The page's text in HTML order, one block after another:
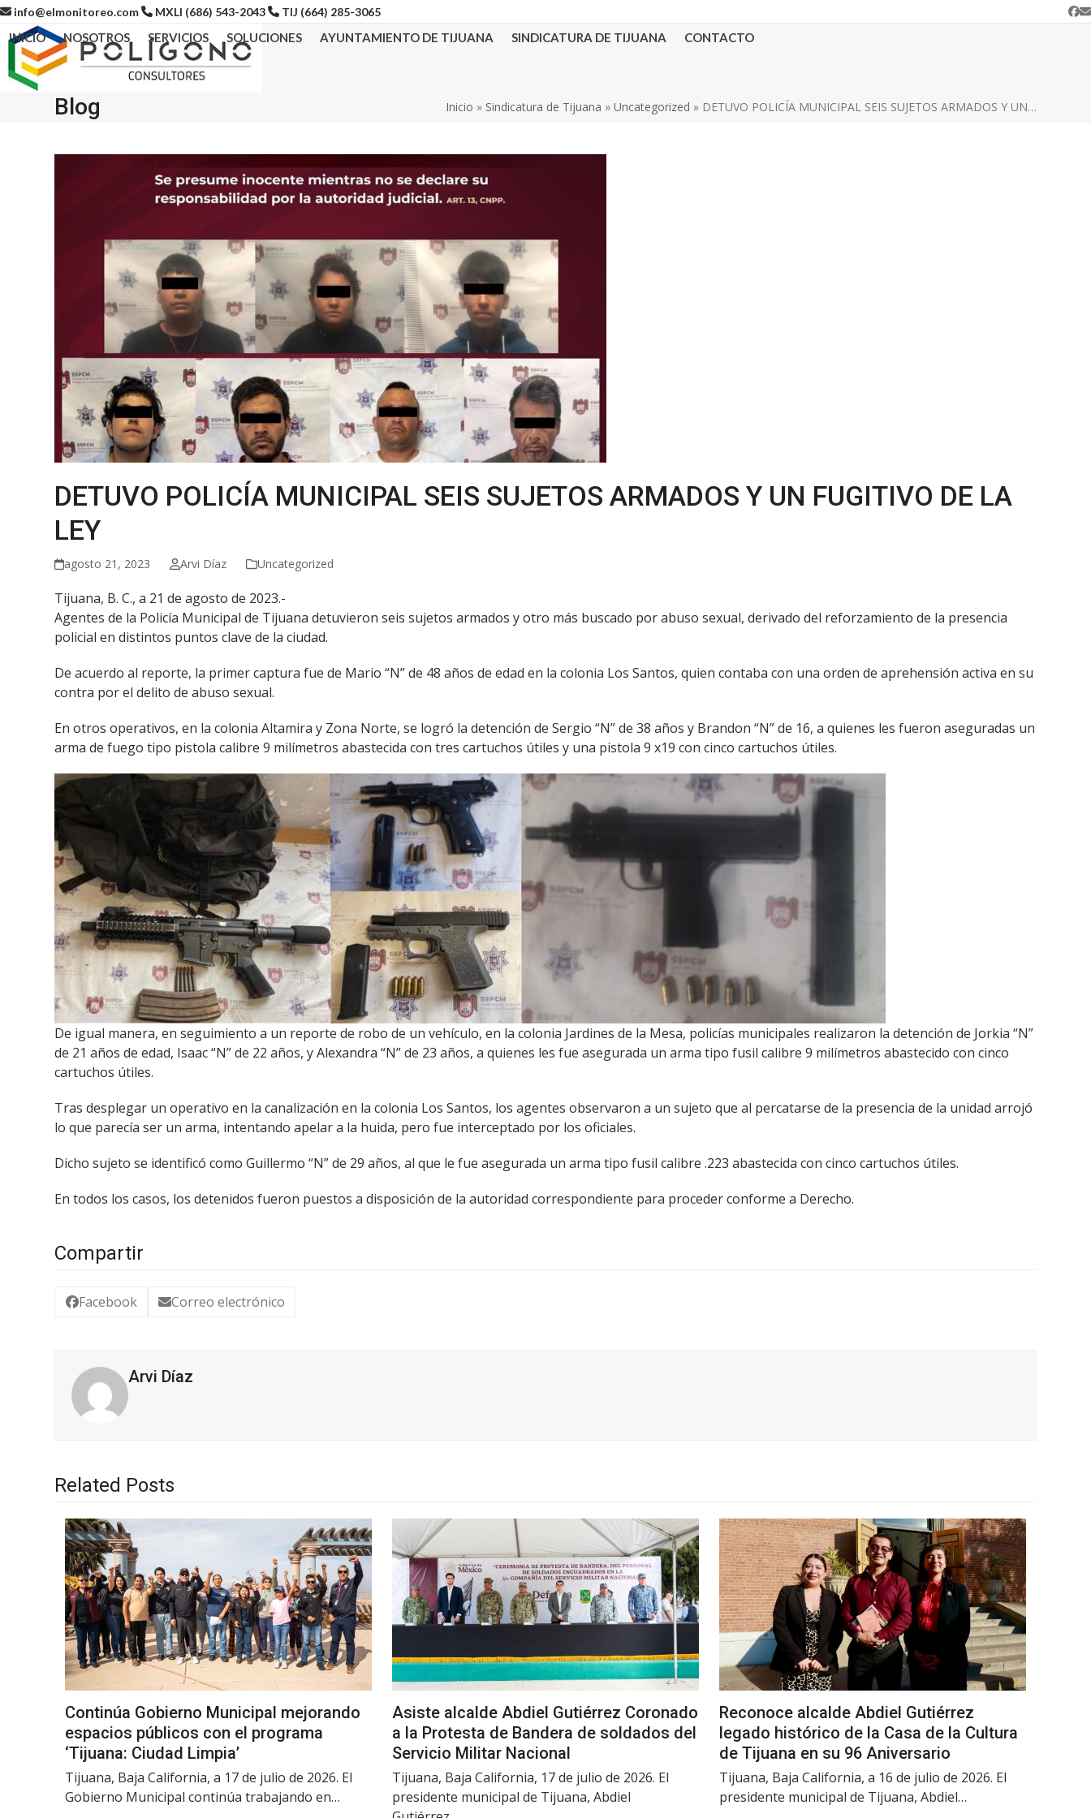
Skip
content
info@elmonitoreo.com MXLI (686) 543-2043 TIJ (664) 285-3065
INICIO NOSOTROS SERVICIOS SOLUCIONES AYUNTAMIENTO DE TIJUANA SINDICATURA DE TIJUANA CONTACTO
Blog Inicio » Sindicatura de Tijuana » Uncategorized » DETUVO POLICÍA MUNICIPAL SEIS SUJETOS ARMADOS Y UN…
DETUVO POLICÍA MUNICIPAL SEIS SUJETOS ARMADOS Y UN FUGITIVO DE LA
LEY
agosto 21, 2023 Arvi Díaz Uncategorized
Tijuana, B. C., a 21 de agosto de 2023.-
Agentes de la Policía Municipal de Tijuana detuvieron seis sujetos armados y otro más buscado por abuso sexual, derivado del reforzamiento de la presencia
policial en distintos puntos clave de la ciudad.
De acuerdo al reporte, la primer captura fue de Mario “N” de 48 años de edad en la colonia Los Santos, quien contaba con una orden de aprehensión activa en su
contra por el delito de abuso sexual.
En otros operativos, en la colonia Altamira y Zona Norte, se logró la detención de Sergio “N” de 38 años y Brandon “N” de 16, a quienes les fueron aseguradas un
arma de fuego tipo pistola calibre 9 milímetros abastecida con tres cartuchos útiles y una pistola 9 x19 con cinco cartuchos útiles.
De igual manera, en seguimiento a un reporte de robo de un vehículo, en la colonia Jardines de la Mesa, policías municipales realizaron la detención de Jorkia “N”
de 21 años de edad, Isaac “N” de 22 años, y Alexandra “N” de 23 años, a quienes les fue asegurada un arma tipo fusil calibre 9 milímetros abastecido con cinco
cartuchos útiles.
Tras desplegar un operativo en la canalización en la colonia Los Santos, los agentes observaron a un sujeto que al percatarse de la presencia de la unidad arrojó
lo que parecía ser un arma, intentando apelar a la huida, pero fue interceptado por los oficiales.
Dicho sujeto se identificó como Guillermo “N” de 29 años, al que le fue asegurada un arma tipo fusil calibre .223 abastecida con cinco cartuchos útiles.
En todos los casos, los detenidos fueron puestos a disposición de la autoridad correspondiente para proceder conforme a Derecho.
Compartir
Facebook Correo electrónico
Arvi Díaz
Related Posts
Continúa Gobierno Municipal mejorando
espacios públicos con el programa
‘Tijuana: Ciudad Limpia’
Tijuana, Baja California, a 17 de julio de 2026. El
Gobierno Municipal continúa trabajando en…
Asiste alcalde Abdiel Gutiérrez Coronado
a la Protesta de Bandera de soldados del
Servicio Militar Nacional
Tijuana, Baja California, 17 de julio de 2026. El
presidente municipal de Tijuana, Abdiel
Reconoce alcalde Abdiel Gutiérrez
legado histórico de la Casa de la Cultura
de Tijuana en su 96 Aniversario
Tijuana, Baja California, a 16 de julio de 2026. El
presidente municipal de Tijuana, Abdiel…